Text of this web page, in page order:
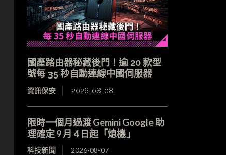
國產路由器秘藏後門！逾 20 款型
號每 35 秒自動連線中國伺服器
資訊保安 2026-08-08
限時一個月過渡 Gemini Google 助
理確定 9 月 4 日起「熄機」
科技新聞 2026-08-07